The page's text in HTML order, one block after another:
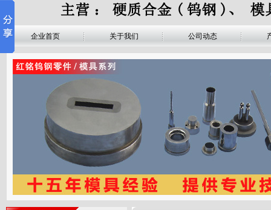
企业首页 关于我们 公司动态